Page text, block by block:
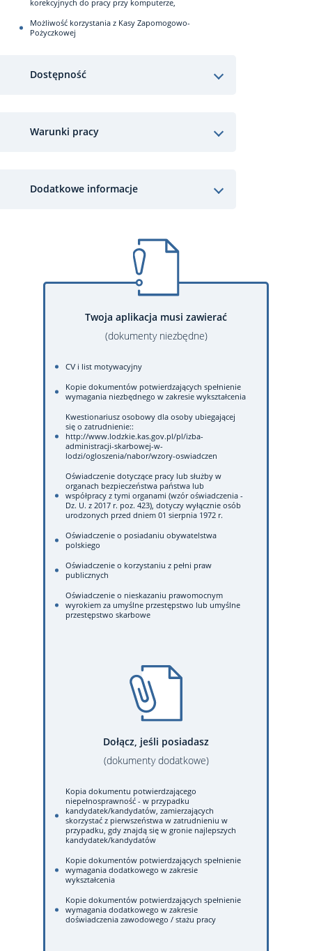
korekcyjnych do pracy przy komputerze,
Możliwość korzystania z Kasy Zapomogowo-
Pożyczkowej
Dostępność
Warunki pracy
Dodatkowe informacje
Twoja aplikacja musi zawierać
(dokumenty niezbędne)
CV i list motywacyjny
Kopie dokumentów potwierdzających spełnienie
wymagania niezbędnego w zakresie wykształcenia
Kwestionariusz osobowy dla osoby ubiegającej
się o zatrudnienie::
http://www.lodzkie.kas.gov.pl/pl/izba-
administracji-skarbowej-w-
lodzi/ogloszenia/nabor/wzory-oswiadczen
Oświadczenie dotyczące pracy lub służby w
organach bezpieczeństwa państwa lub
współpracy z tymi organami (wzór oświadczenia -
Dz. U. z 2017 r. poz. 423), dotyczy wyłącznie osób
urodzonych przed dniem 01 sierpnia 1972 r.
Oświadczenie o posiadaniu obywatelstwa
polskiego
Oświadczenie o korzystaniu z pełni praw
publicznych
Oświadczenie o nieskazaniu prawomocnym
wyrokiem za umyślne przestępstwo lub umyślne
przestępstwo skarbowe
Dołącz, jeśli posiadasz
(dokumenty dodatkowe)
Kopia dokumentu potwierdzającego
niepełnosprawność - w przypadku
kandydatek/kandydatów, zamierzających
skorzystać z pierwszeństwa w zatrudnieniu w
przypadku, gdy znajdą się w gronie najlepszych
kandydatek/kandydatów
Kopie dokumentów potwierdzających spełnienie
wymagania dodatkowego w zakresie
wykształcenia
Kopie dokumentów potwierdzających spełnienie
wymagania dodatkowego w zakresie
doświadczenia zawodowego / stażu pracy